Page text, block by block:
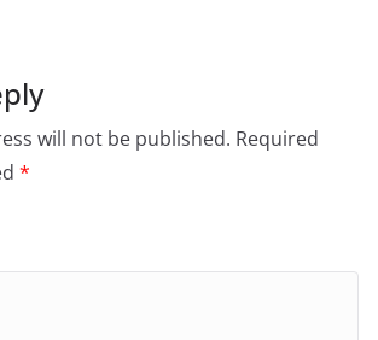
will not be published. Required
*